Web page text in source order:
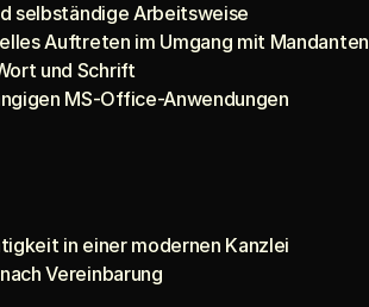
selbständige Arbeitsweise
Auftreten im Umgang mit Mandanten
und Schrift
MS-Office-Anwendungen
in einer modernen Kanzlei
Vereinbarung